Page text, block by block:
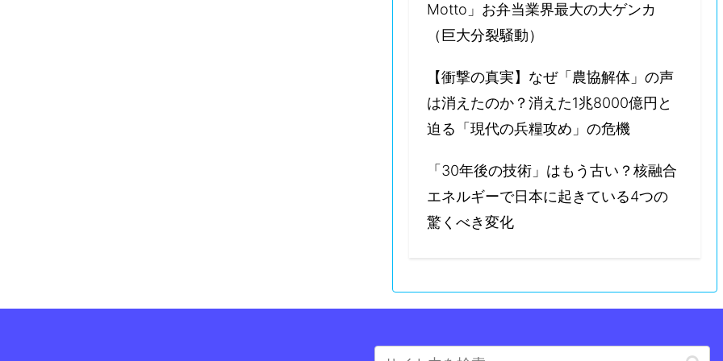
Motto」お弁当業界最大の大ゲンカ
（巨大分裂騒動）
【衝撃の真実】なぜ「農協解体」の声
は消えたのか？消えた1兆8000億円と
迫る「現代の兵糧攻め」の危機
「30年後の技術」はもう古い？核融合
エネルギーで日本に起きている4つの
驚くべき変化